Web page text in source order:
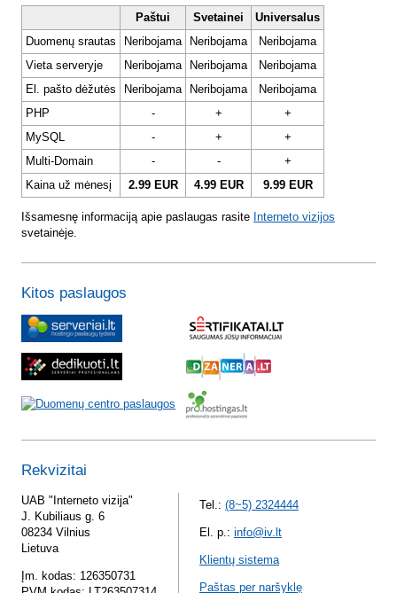
Paštui Svetainei
Universalus
Duomenų srautas
Neribojama Neribojama
Neribojama
Vieta serveryje
Neribojama Neribojama
Neribojama
El. pašto dėžutės
Neribojama Neribojama
Neribojama
PHP
- +
+
MySQL
- +
+
Multi-Domain
- -
+
Kaina už mėnesį
2.99 EUR 4.99 EUR 9.99 EUR
Išsamesnę informaciją apie paslaugas rasite Interneto vizijos
svetainėje.
Kitos paslaugos
Rekvizitai
UAB "Interneto vizija"
J. Kubiliaus g. 6
08234 Vilnius
Lietuva
Įm. kodas: 126350731
Tel.: (8~5) 2324444
El. p.: info@iv.lt
Klientų sistema
Paštas per naršyklę